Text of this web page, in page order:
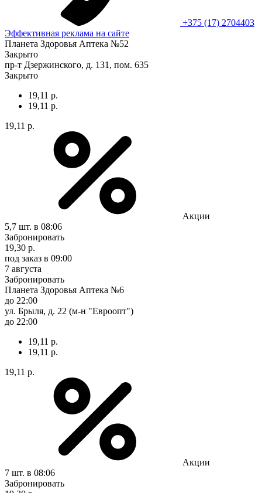
+375 (17) 2704403
Эффективная реклама на сайте
Планета Здоровья Аптека №52
Закрыто
пр-т Дзержинского, д. 131, пом. 635
Закрыто
19,11 р.
19,11 р.
19,11 р.
Акции
5,7 шт. в 08:06
Забронировать
19,30 р.
под заказ в 09:00
7 августа
Забронировать
Планета Здоровья Аптека №6
до 22:00
ул. Брыля, д. 22 (м-н "Евроопт")
до 22:00
19,11 р.
19,11 р.
19,11 р.
Акции
7 шт. в 08:06
Забронировать